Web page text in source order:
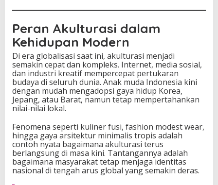
Peran Akulturasi dalam
Kehidupan Modern
Di era globalisasi saat ini, akulturasi menjadi
semakin cepat dan kompleks. Internet, media sosial,
dan industri kreatif mempercepat pertukaran
budaya di seluruh dunia. Anak muda Indonesia kini
dengan mudah mengadopsi gaya hidup Korea,
Jepang, atau Barat, namun tetap mempertahankan
nilai-nilai lokal.
Fenomena seperti kuliner fusi, fashion modest wear,
hingga gaya arsitektur minimalis tropis adalah
contoh nyata bagaimana akulturasi terus
berlangsung di masa kini. Tantangannya adalah
bagaimana masyarakat tetap menjaga identitas
nasional di tengah arus global yang semakin deras.